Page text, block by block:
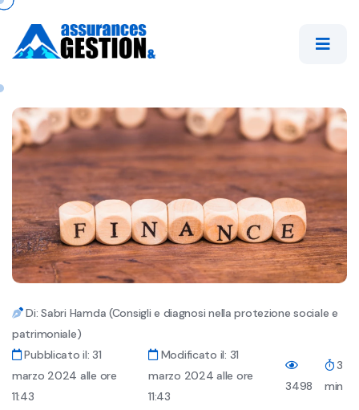
Di: Sabri Hamda (Consigli e diagnosi nella protezione sociale e
patrimoniale)
Pubblicato il: 31
marzo 2024 alle ore
11:43
Modificato il: 31
marzo 2024 alle ore
11:43
3498
3
min